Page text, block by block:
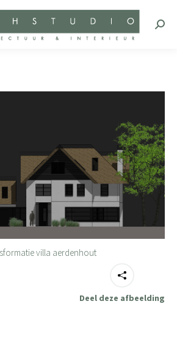
villa aerdenhout
Deel deze afbeelding